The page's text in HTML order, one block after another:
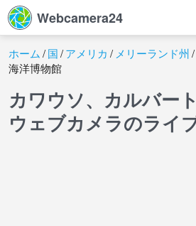
Webcamera24
ホーム 国 アメリカ メリーランド州
海洋博物館
カワウソ、カルバー
ウェブカメラのライ